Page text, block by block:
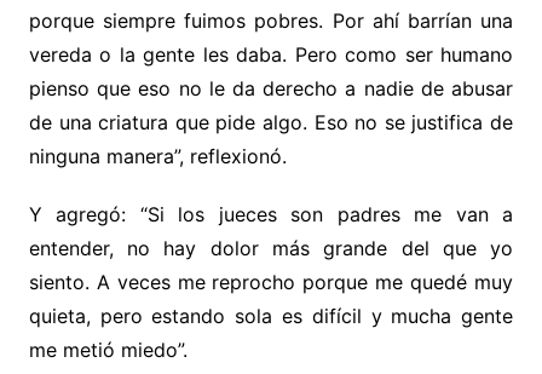
porque siempre fuimos pobres. Por ahí barrían una
vereda o la gente les daba. Pero como ser humano
pienso que eso no le da derecho a nadie de abusar
de una criatura que pide algo. Eso no se justifica de
ninguna manera”, reflexionó.
Y agregó: “Si los jueces son padres me van a
entender, no hay dolor más grande del que yo
siento. A veces me reprocho porque me quedé muy
quieta, pero estando sola es difícil y mucha gente
me metió miedo”.